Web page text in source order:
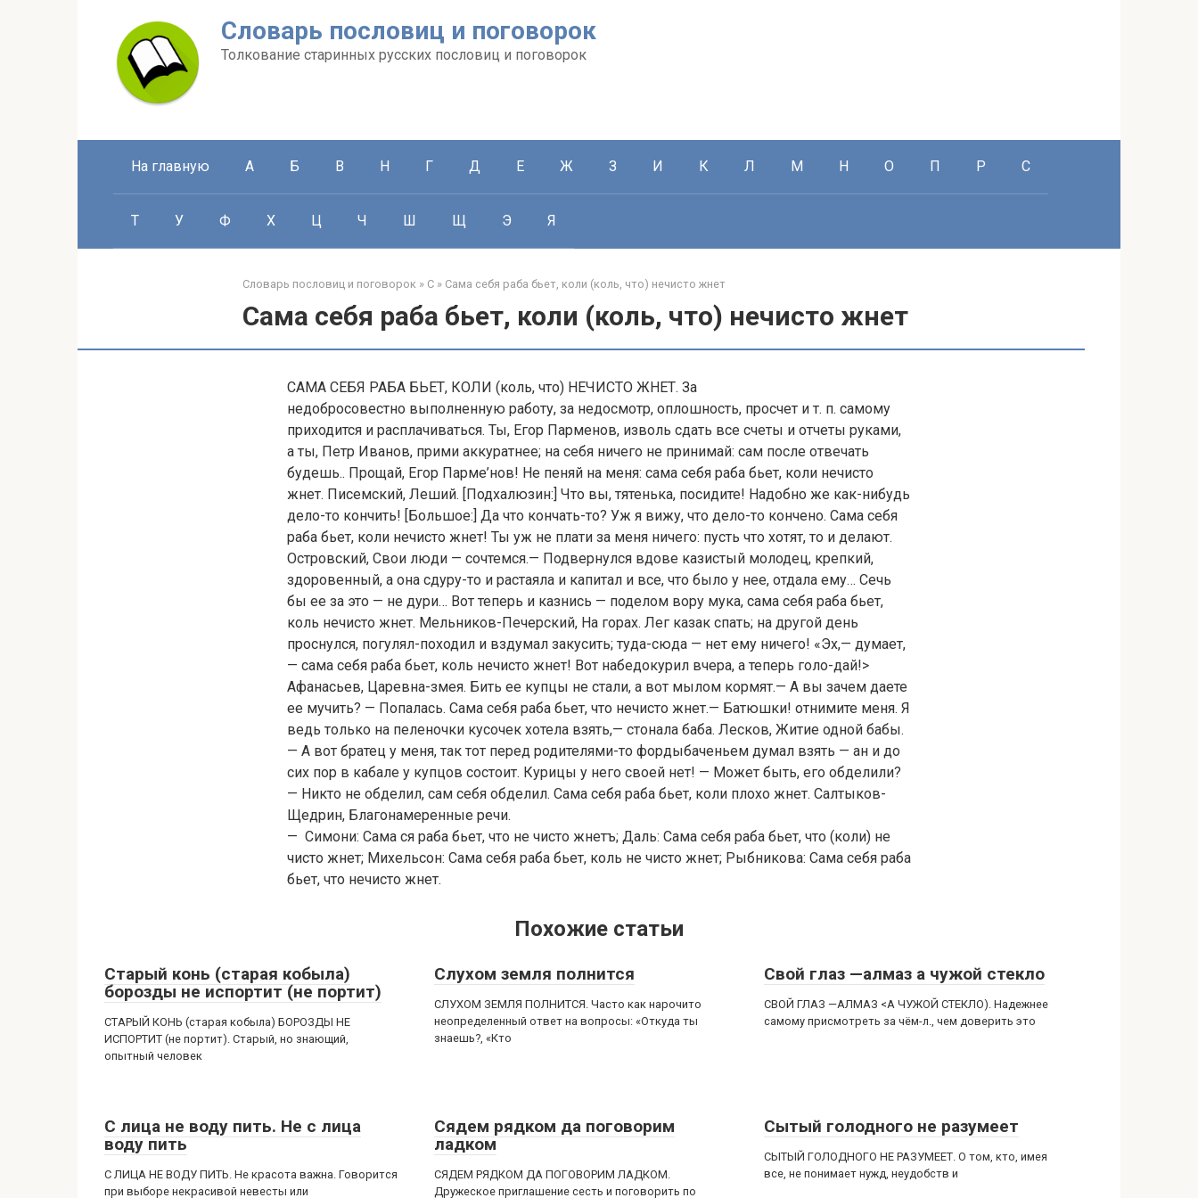
Словарь пословиц и поговорок
Толкование старинных русских пословиц и поговорок
На главную А Б В Н Г Д Е Ж З И К Л М Н О П Р С
Т У Ф Х Ц Ч Ш Щ Э Я
Словарь пословиц и поговорок » С » Сама себя раба бьет, коли (коль, что) нечисто жнет
Сама себя раба бьет, коли (коль, что) нечисто жнет
САМА СЕБЯ РАБА БЬЕТ, КОЛИ (коль, что) НЕЧИСТО ЖНЕТ. За
недобросовестно выполненную работу, за недосмотр, оплошность, просчет и т. п. самому
приходится и расплачиваться. Ты, Егор Парменов, изволь сдать все счеты и отчеты руками,
а ты, Петр Иванов, прими аккуратнее; на себя ничего не принимай: сам после отвечать
будешь.. Прощай, Егор Парме’нов! Не пеняй на меня: сама себя раба бьет, коли нечисто
жнет. Писемский, Леший. [Подхалюзин:] Что вы, тятенька, посидите! Надобно же как-нибудь
дело-то кончить! [Большое:] Да что кончать-то? Уж я вижу, что дело-то кончено. Сама себя
раба бьет, коли нечисто жнет! Ты уж не плати за меня ничего: пусть что хотят, то и делают.
Островский, Свои люди — сочтемся.— Подвернулся вдове казистый молодец, крепкий,
здоровенный, а она сдуру-то и растаяла и капитал и все, что было у нее, отдала ему… Сечь
бы ее за это — не дури… Вот теперь и казнись — поделом вору мука, сама себя раба бьет,
коль нечисто жнет. Мельников-Печерский, На горах. Лег казак спать; на другой день
проснулся, погулял-походил и вздумал закусить; туда-сюда — нет ему ничего! «Эх,— думает,
— сама себя раба бьет, коль нечисто жнет! Вот набедокурил вчера, а теперь голо-дай!>
Афанасьев, Царевна-змея. Бить ее купцы не стали, а вот мылом кормят.— А вы зачем даете
ее мучить? — Попалась. Сама себя раба бьет, что нечисто жнет.— Батюшки! отнимите меня. Я
ведь только на пеленочки кусочек хотела взять,— стонала баба. Лесков, Житие одной бабы.
— А вот братец у меня, так тот перед родителями-то фордыбаченьем думал взять — ан и до
сих пор в кабале у купцов состоит. Курицы у него своей нет! — Может быть, его обделили?
— Никто не обделил, сам себя обделил. Сама себя раба бьет, коли плохо жнет. Салтыков-
Щедрин, Благонамеренные речи.
— Симони: Сама ся раба бьет, что не чисто жнетъ; Даль: Сама себя раба бьет, что (коли) не
чисто жнет; Михельсон: Сама себя раба бьет, коль не чисто жнет; Рыбникова: Сама себя раба
бьет, что нечисто жнет.
Похожие статьи
Старый конь (старая кобыла)
борозды не испортит (не портит)
СТАРЫЙ КОНЬ (старая кобыла) БОРОЗДЫ НЕ
ИСПОРТИТ (не портит). Старый, но знающий,
опытный человек
Слухом земля полнится
СЛУХОМ ЗЕМЛЯ ПОЛНИТСЯ. Часто как нарочито
неопределенный ответ на вопросы: «Откуда ты
знаешь?, «Кто
Свой глаз —алмаз а чужой стекло
СВОЙ ГЛАЗ —АЛМАЗ <А ЧУЖОЙ СТЕКЛО). Надежнее
самому присмотреть за чём-л., чем доверить это
С лица не воду пить. Не с лица
воду пить
С ЛИЦА НЕ ВОДУ ПИТЬ. Не красота важна. Говорится
при выборе некрасивой невесты или
Сядем рядком да поговорим
ладком
СЯДЕМ РЯДКОМ ДА ПОГОВОРИМ ЛАДКОМ.
Дружеское приглашение сесть и поговорить по
Сытый голодного не разумеет
СЫТЫЙ ГОЛОДНОГО НЕ РАЗУМЕЕТ. О том, кто, имея
все, не понимает нужд, неудобств и